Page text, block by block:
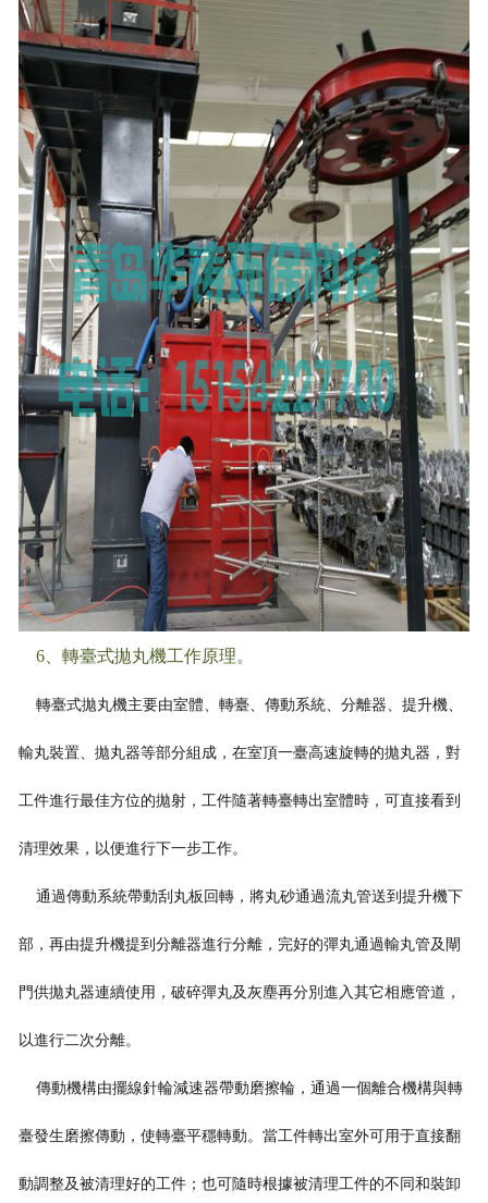
6、轉臺式拋丸機工作原理。
轉臺式拋丸機主要由室體、轉臺、傳動系統、分離器、提升機、
輸丸裝置、拋丸器等部分組成，在室頂一臺高速旋轉的拋丸器，對
工件進行最佳方位的拋射，工件隨著轉臺轉出室體時，可直接看到
清理效果，以便進行下一步工作。
通過傳動系統帶動刮丸板回轉，將丸砂通過流丸管送到提升機下
部，再由提升機提到分離器進行分離，完好的彈丸通過輸丸管及閘
門供拋丸器連續使用，破碎彈丸及灰塵再分別進入其它相應管道，
以進行二次分離。
傳動機構由擺線針輪減速器帶動磨擦輪，通過一個離合機構與轉
臺發生磨擦傳動，使轉臺平穩轉動。當工件轉出室外可用于直接翻
動調整及被清理好的工件；也可隨時根據被清理工件的不同和裝卸